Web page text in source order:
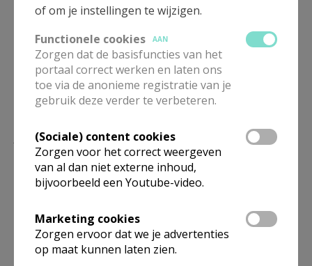
versierders
Lees meer
of om je instellingen te wijzigen.
Functionele cookies
AAN
Zorgen dat de basisfuncties van het
portaal correct werken en laten ons
toe via de anonieme registratie van je
gebruik deze verder te verbeteren.
(Sociale) content cookies
Zorgen voor het correct weergeven
van al dan niet externe inhoud,
bijvoorbeeld een Youtube-video.
Marketing cookies
Zorgen ervoor dat we je advertenties
op maat kunnen laten zien.